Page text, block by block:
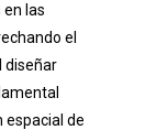
las
el
diseñar
de